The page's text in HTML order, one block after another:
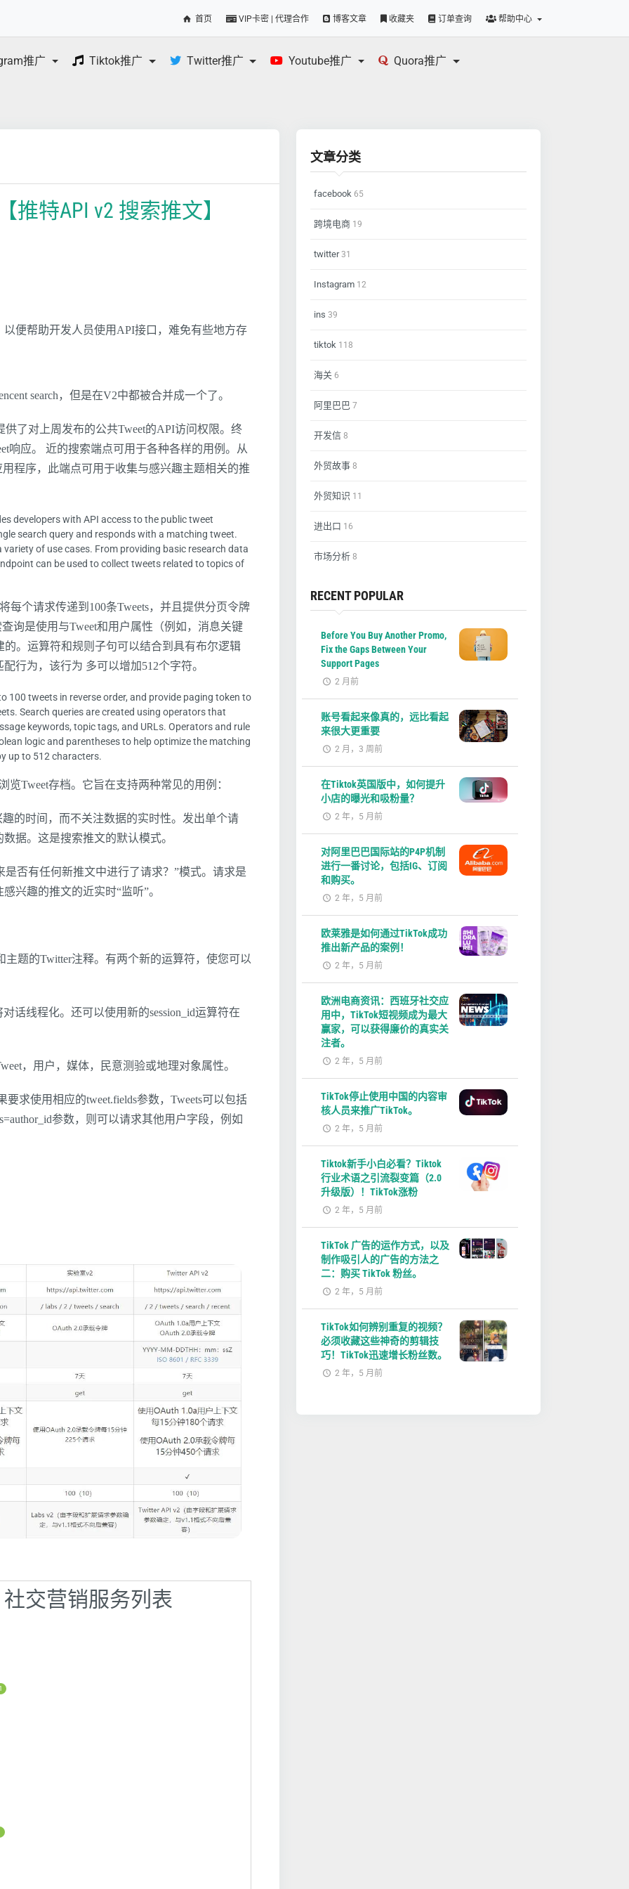
首页 VIP卡密 | 代理合作 博客文章 收藏夹 订单查询 帮助中心
推广 Tiktok推广 Twitter推广 Youtube推广 Quora推广
特API v2 搜索推文】
便帮助开发人员使用API接口，难免有些地方存
search，但是在V2中都被合并成一个了。
了对上周发布的公共Tweet的API访问权限。终
响应。 近的搜索端点可用于各种各样的用例。从
程序，此端点可用于收集与感兴趣主题相关的推
developers with API access to the public tweet
search query and responds with a matching tweet.
of use cases. From providing basic research data
can be used to collect tweets related to topics of
每个请求传递到100条Tweets，并且提供分页令牌
询是使用与Tweet和用户属性（例如，消息关键
。运算符和规则子句可以结合到具有布尔逻辑
行为，该行为 多可以增加512个字符。
100 tweets in reverse order, and provide paging token to
Search queries are created using operators that
keywords, topic tags, and URLs. Operators and rule
logic and parentheses to help optimize the matching
up to 512 characters.
览Tweet存档。它旨在支持两种常见的用例：
的时间，而不关注数据的实时性。发出单个请
据。这是搜索推文的默认模式。
是否有任何新推文中进行了请求？”模式。请求是
兴趣的推文的近实时“监听”。
主题的Twitter注释。有两个新的运算符，使您可以
话线程化。还可以使用新的session_id运算符在
，用户，媒体，民意测验或地理对象属性。
求使用相应的tweet.fields参数，Tweets可以包括
参数，则可以请求其他用户字段，例如
交营销服务列表
文章分类
facebook 65
跨境电商 19
twitter31
Instagram 12
ins 39
tiktok 118
海关 6
阿里巴巴 7
开发信 8
外贸故事 8
外贸知识 11
进出口 16
市场分析 8
RECENT POPULAR
Before You Buy Another Promo,
Fix the Gaps Between Your
Support Pages
2 月前
账号看起来像真的，远比看起
来很大更重要
2 月，3 周前
在Tiktok英国版中，如何提升
小店的曝光和吸粉量？
2 年，5 月前
对阿里巴巴国际站的P4P机制
进行一番讨论，包括IG、订阅
和购买。
2 年，5 月前
欧莱雅是如何通过TikTok成功
推出新产品的案例！
2 年，5 月前
欧洲电商资讯：西班牙社交应
用中，TikTok短视频成为最大
赢家，可以获得廉价的真实关
注者。
2 年，5 月前
TikTok停止使用中国的内容审
核人员来推广TikTok。
2 年，5 月前
Tiktok新手小白必看？Tiktok
行业术语之引流裂变篇（2.0
升级版）！TikTok涨粉
2 年，5 月前
TikTok 广告的运作方式，以及
制作吸引人的广告的方法之
二：购买 TikTok 粉丝。
2 年，5 月前
TikTok如何辨别重复的视频？
必须收藏这些神奇的剪辑技
巧！TikTok迅速增长粉丝数。
2 年，5 月前